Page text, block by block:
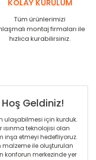
KOLAY KURULUM
Tüm ürünlerimizi
montaj firmaları ile
hızlıca kurabilirsiniz.
Geldiniz!
ulaşabilmesi için kurduk.
ısınma teknolojisi olan
inşa etmeyi hedefliyoruz.
ile oluşturulan
konforun merkezinde yer